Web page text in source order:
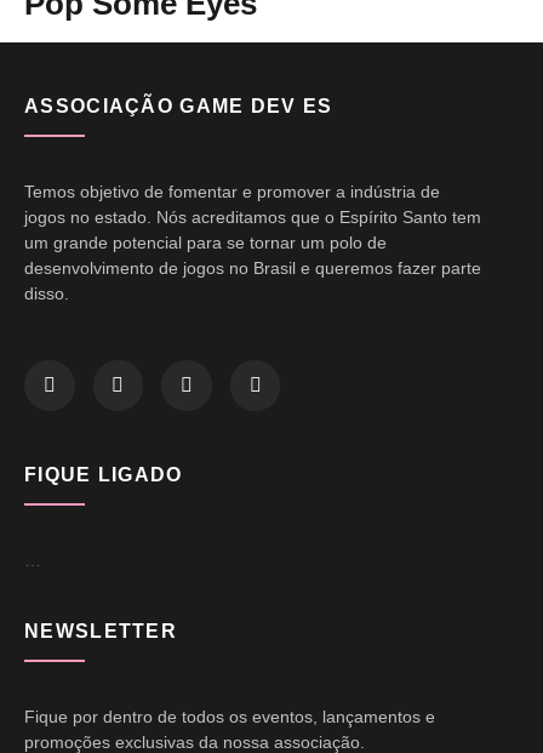
ASSOCIAÇÃO GAME DEV ES
Temos objetivo de fomentar e promover a indústria de
jogos no estado. Nós acreditamos que o Espírito Santo tem
um grande potencial para se tornar um polo de
desenvolvimento de jogos no Brasil e queremos fazer parte
disso.
FIQUE LIGADO
NEWSLETTER
Fique por dentro de todos os eventos, lançamentos e
promoções exclusivas da nossa associação.